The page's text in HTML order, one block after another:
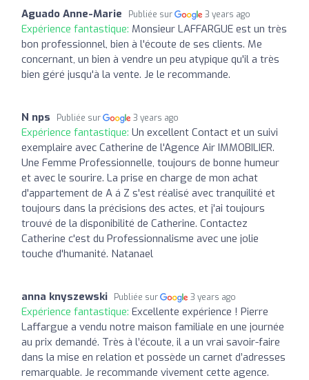
Aguado Anne-Marie Publiée sur 3 years ago
Expérience fantastique: Monsieur LAFFARGUE est un très
bon professionnel, bien à l'écoute de ses clients. Me
concernant, un bien à vendre un peu atypique qu'il a très
bien géré jusqu'à la vente. Je le recommande.
N nps Publiée sur 3 years ago
Expérience fantastique: Un excellent Contact et un suivi
exemplaire avec Catherine de l'Agence Air IMMOBILIER.
Une Femme Professionnelle, toujours de bonne humeur
et avec le sourire. La prise en charge de mon achat
d'appartement de A á Z s'est réalisé avec tranquilité et
toujours dans la précisions des actes, et j'ai toujours
trouvé de la disponibilité de Catherine. Contactez
Catherine c'est du Professionnalisme avec une jolie
touche d'humanité. Natanael
anna knyszewski Publiée sur 3 years ago
Expérience fantastique: Excellente expérience ! Pierre
Laffargue a vendu notre maison familiale en une journée
au prix demandé. Très à l’écoute, il a un vrai savoir-faire
dans la mise en relation et possède un carnet d’adresses
remarquable. Je recommande vivement cette agence.